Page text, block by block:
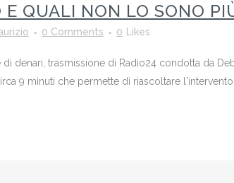
QUALI NON LO SONO
0 Comments 0 Likes
denari, trasmissione di Radio24 condotta da
9 minuti che permette di riascoltare